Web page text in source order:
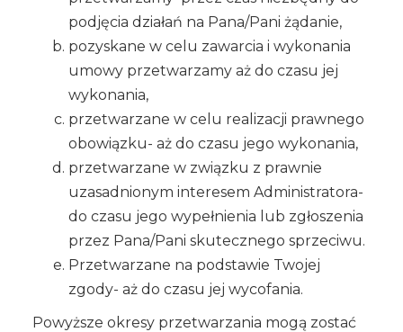
podjęcia działań na Pana/Pani żądanie,
pozyskane w celu zawarcia i wykonania
umowy przetwarzamy aż do czasu jej
wykonania,
przetwarzane w celu realizacji prawnego
obowiązku- aż do czasu jego wykonania,
przetwarzane w związku z prawnie
uzasadnionym interesem Administratora-
do czasu jego wypełnienia lub zgłoszenia
przez Pana/Pani skutecznego sprzeciwu.
Przetwarzane na podstawie Twojej
zgody- aż do czasu jej wycofania.
Powyższe okresy przetwarzania mogą zostać